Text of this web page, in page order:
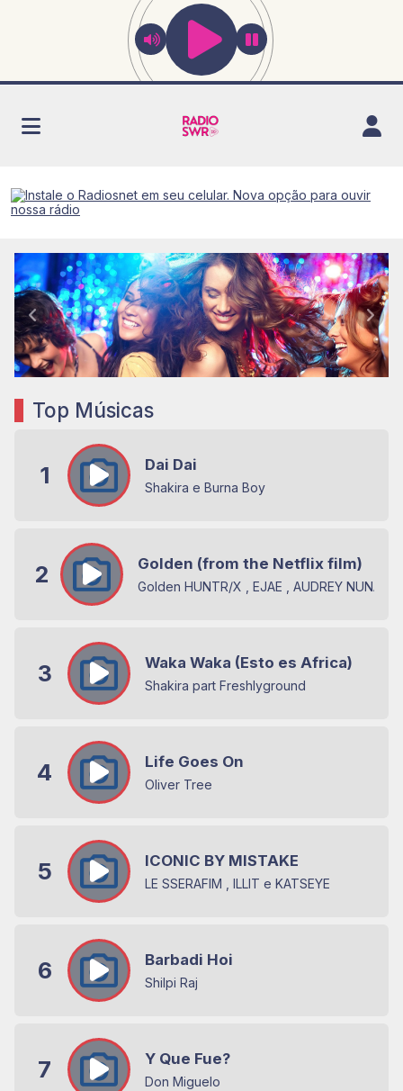
Radio SWR
Anterior
Top Músicas
1 Dai Dai
Shakira e Burna Boy
2 Golden (from the Netflix film)
Golden HUNTR/X , EJAE , AUDREY NUNA e
3 Waka Waka (Esto es Africa)
Shakira part Freshlyground
4 Life Goes On
Oliver Tree
5 ICONIC BY MISTAKE
LE SSERAFIM , ILLIT e KATSEYE
6 Barbadi Hoi
Shilpi Raj
7 Y Que Fue?
Don Miguelo